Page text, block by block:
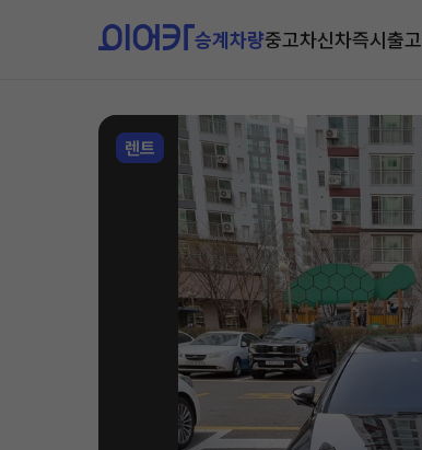
승계차량중고차신차즉시출고
렌트